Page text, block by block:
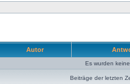
Autor
Es wurden
Beiträge der letzten